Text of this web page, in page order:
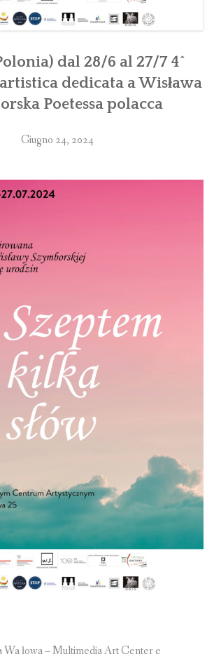
dal 28/6 al 27/7 4^
dedicata a Wisława
Poetessa polacca
Giugno 24, 2024
łowa – Multimedia Art Center e